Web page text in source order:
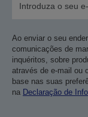
Ao enviar o seu
comunicações de
inquéritos, sobre
através de e-mail ou
base nas suas
na Declaração de